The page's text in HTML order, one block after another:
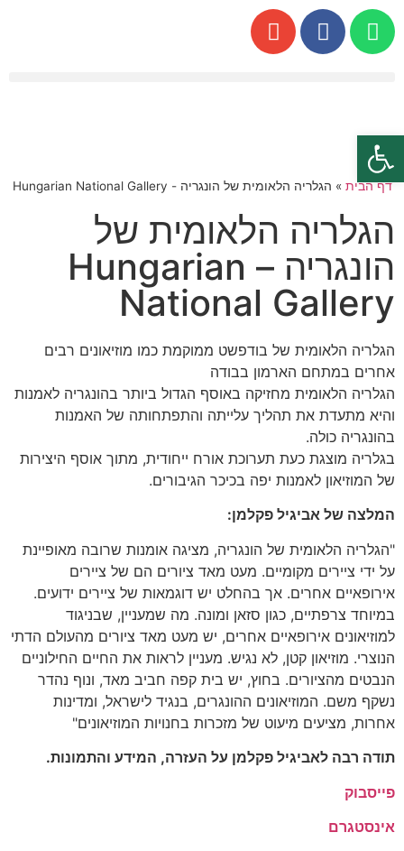
דף הבית » הגלריה הלאומית של הונגריה - Hungarian National Gallery
הגלריה הלאומית של
הונגריה – Hungarian
National Gallery
הגלריה הלאומית של בודפשט ממוקמת כמו מוזיאונים רבים
אחרים במתחם הארמון בבודה
הגלריה הלאומית מחזיקה באוסף הגדול ביותר בהונגריה לאמנות
והיא מתעדת את תהליך עלייתה והתפתחותה של האמנות
בהונגריה כולה.
בגלריה מוצגת כעת תערוכת אורח ייחודית, מתוך אוסף היצירות
של המוזיאון לאמנות יפה בכיכר הגיבורים.
המלצה של אביגיל פקלמן:
"הגלריה הלאומית של הונגריה, מציגה אומנות שרובה מאופיינת
על ידי ציירים מקומיים. מעט מאד ציורים הם של ציירים
אירופאיים אחרים. אך בהחלט יש דוגמאות של ציירים ידועים.
במיוחד צרפתיים, כגון סזאן ומונה. מה שמעניין, שבניגוד
למוזיאונים אירופאיים אחרים, יש מעט מאד ציורים מהעולם הדתי
הנוצרי. מוזיאון קטן, לא נגיש. מעניין לראות את החיים החילוניים
הנבטים מהציורים. בחוץ, יש בית קפה חביב מאד, ונוף נהדר
נשקף משם. המוזיאונים ההונגרים, בנגיד לישראל, ומדינות
אחרות, מציעים מיעוט של מזכרות בחנויות המוזיאונים"
תודה רבה לאביגיל פקלמן על העזרה, המידע והתמונות.
פייסבוק
אינסטגרם
פתח סרגל נגישות